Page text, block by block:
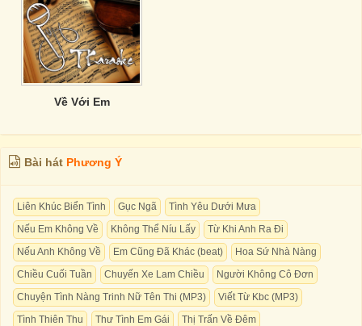
Về Với Em
Bài hát Phương Ý
Liên Khúc Biển Tình Gục Ngã
Tình Yêu Dưới Mưa
Nếu Em Không Về
Không Thể Níu Lấy
Từ Khi Anh Ra Đi
Nếu Anh Không Về
Em Cũng Đã Khác (beat)
Hoa Sứ Nhà Nàng
Chiều Cuối Tuần
Chuyến Xe Lam Chiều
Người Không Cô Đơn
Chuyện Tình Nàng Trinh Nữ Tên Thi (MP3)
Viết Từ Kbc (MP3)
Tình Thiên Thu
Thư Tình Em Gái
Thị Trấn Về Đêm